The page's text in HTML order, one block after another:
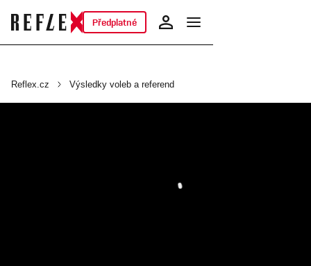
Předplatné
Reflex.cz Výsledky voleb a referend